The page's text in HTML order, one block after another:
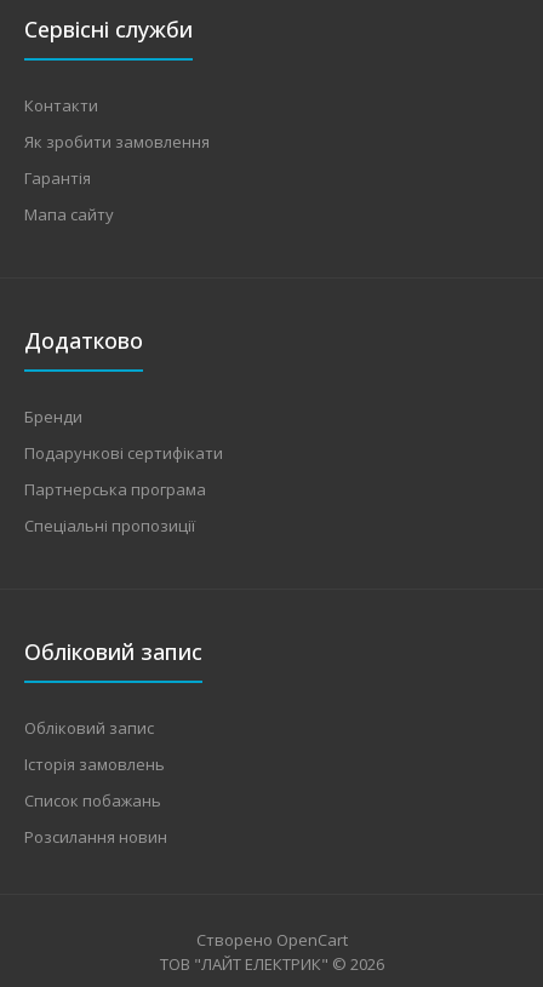
Сервісні служби
Контакти
Як зробити замовлення
Гарантія
Мапа сайту
Додатково
Бренди
Подарункові сертифікати
Партнерська програма
Спеціальні пропозиції
Обліковий запис
Обліковий запис
Історія замовлень
Список побажань
Розсилання новин
Створено OpenCart
ТОВ "ЛАЙТ ЕЛЕКТРИК" © 2026